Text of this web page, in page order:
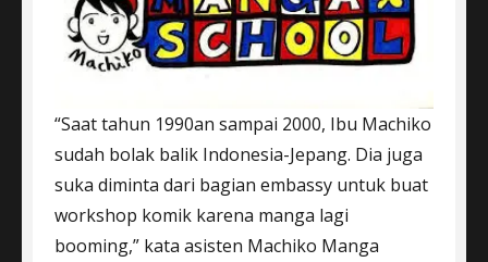
“Saat tahun 1990an sampai 2000, Ibu Machiko
sudah bolak balik Indonesia-Jepang. Dia juga
suka diminta dari bagian embassy untuk buat
workshop komik karena manga lagi
booming,” kata asisten Machiko Manga